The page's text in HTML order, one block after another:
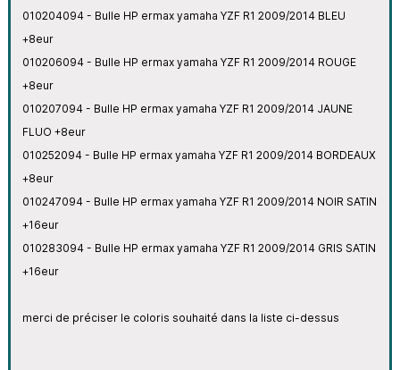
010204094 - Bulle HP ermax yamaha YZF R1 2009/2014 BLEU
+8eur
010206094 - Bulle HP ermax yamaha YZF R1 2009/2014 ROUGE
+8eur
010207094 - Bulle HP ermax yamaha YZF R1 2009/2014 JAUNE
FLUO +8eur
010252094 - Bulle HP ermax yamaha YZF R1 2009/2014 BORDEAUX
+8eur
010247094 - Bulle HP ermax yamaha YZF R1 2009/2014 NOIR SATIN
+16eur
010283094 - Bulle HP ermax yamaha YZF R1 2009/2014 GRIS SATIN
+16eur
merci de préciser le coloris souhaité dans la liste ci-dessus